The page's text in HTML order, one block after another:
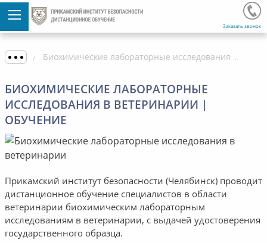
Заказать звонок
Биохимические лабораторные исследования в ветеринарии | Обучение
БИОХИМИЧЕСКИЕ ЛАБОРАТОРНЫЕ
ИССЛЕДОВАНИЯ В ВЕТЕРИНАРИИ |
ОБУЧЕНИЕ
Прикамский институт безопасности (Челябинск) проводит
дистанционное обучение специалистов в области
ветеринарии биохимическим лабораторным
исследованиям в ветеринарии, с выдачей удостоверения
государственного образца.